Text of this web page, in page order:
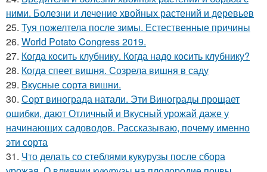
ними. Болезни и лечение хвойных растений и деревьев
25. Туя пожелтела после зимы. Естественные причины
26. World Potato Congress 2019.
27. Когда косить клубнику. Когда надо косить клубнику?
28. Когда спеет вишня. Созрела вишня в саду
29. Вкусные сорта вишни.
30. Сорт винограда натали. Эти Винограды прощает
ошибки, дают Отличный и Вкусный урожай даже у
начинающих садоводов. Рассказываю, почему именно
эти сорта
31. Что делать со стеблями кукурузы после сбора